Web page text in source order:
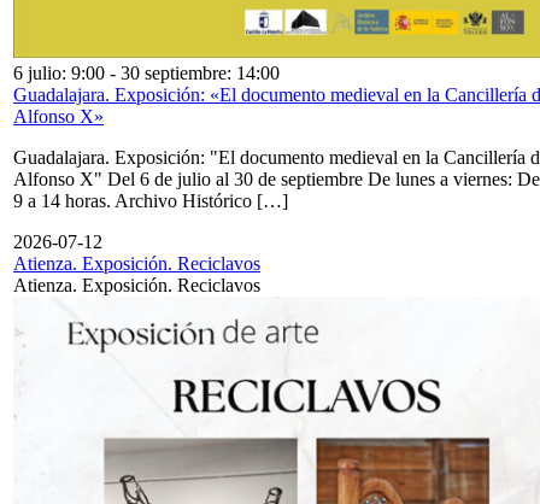
6 julio: 9:00 - 30 septiembre: 14:00
Guadalajara. Exposición: «El documento medieval en la Cancillería
Alfonso X»
Guadalajara. Exposición: "El documento medieval en la Cancillería
Alfonso X" Del 6 de julio al 30 de septiembre De lunes a viernes: De
9 a 14 horas. Archivo Histórico […]
2026-07-12
Atienza. Exposición. Reciclavos
Atienza. Exposición. Reciclavos